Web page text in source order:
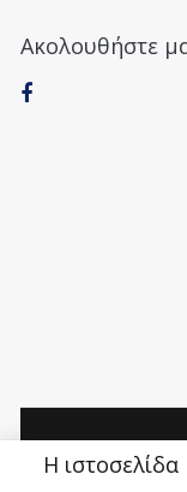
Ακολουθήστε
Η